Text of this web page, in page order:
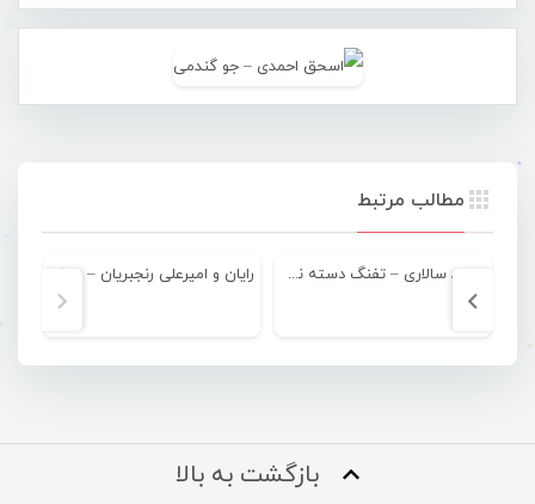
مطالب مرتبط
مجید سالاری – تفنگ دسته نقره
بازگشت به بالا